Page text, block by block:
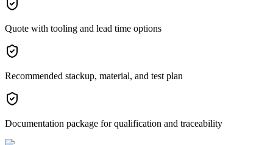
Quote with tooling and lead time options
Recommended stackup, material, and test plan
Documentation package for qualification and traceability